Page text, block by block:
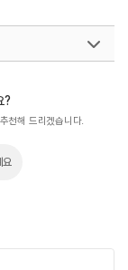
?
천해 드리겠습니다.
요